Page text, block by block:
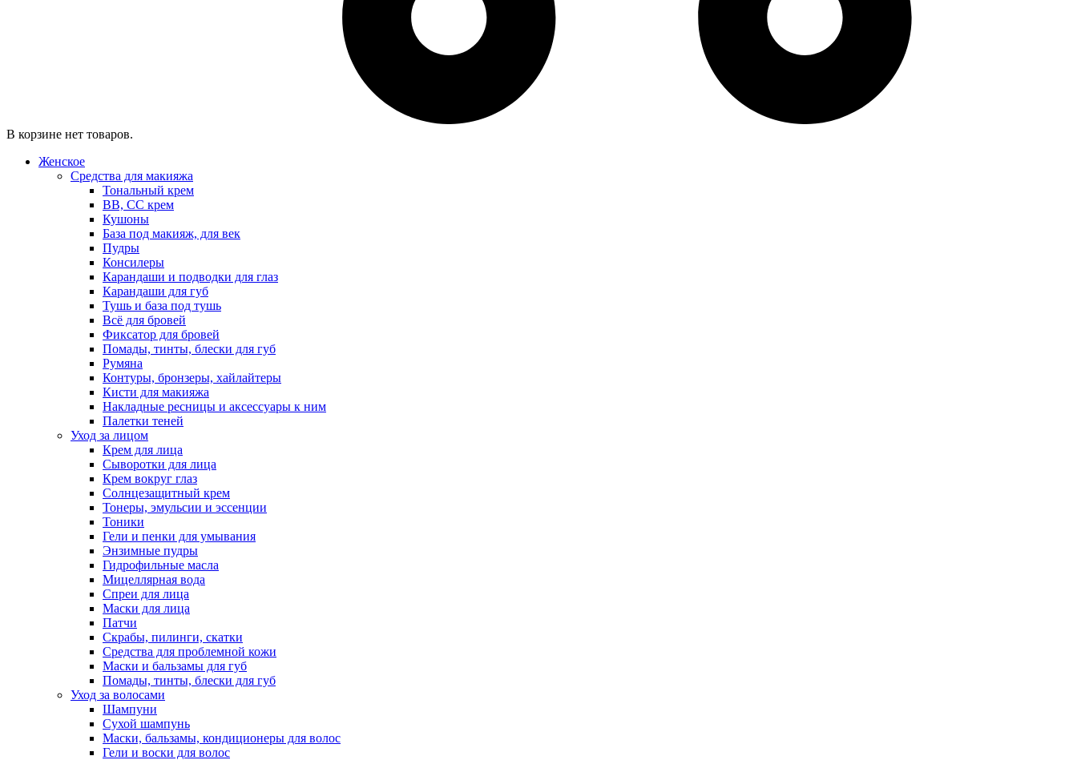
В корзине нет товаров.
Женское
Средства для макияжа
Тональный крем
BB, CC крем
Кушоны
База под макияж, для век
Пудры
Консилеры
Карандаши и подводки для глаз
Карандаши для губ
Тушь и база под тушь
Всё для бровей
Фиксатор для бровей
Помады, тинты, блески для губ
Румяна
Контуры, бронзеры, хайлайтеры
Кисти для макияжа
Накладные ресницы и аксессуары к ним
Палетки теней
Уход за лицом
Крем для лица
Сыворотки для лица
Крем вокруг глаз
Солнцезащитный крем
Тонеры, эмульсии и эссенции
Тоники
Гели и пенки для умывания
Энзимные пудры
Гидрофильные масла
Мицеллярная вода
Спреи для лица
Маски для лица
Патчи
Скрабы, пилинги, скатки
Средства для проблемной кожи
Маски и бальзамы для губ
Помады, тинты, блески для губ
Уход за волосами
Шампуни
Сухой шампунь
Маски, бальзамы, кондиционеры для волос
Гели и воски для волос